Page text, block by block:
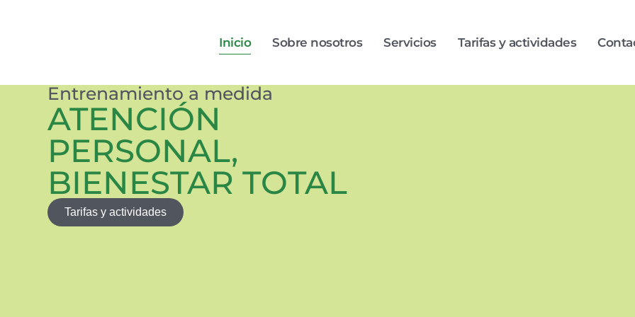
Inicio Sobre nosotros Servicios Tarifas y actividades
Entrenamiento a medida
ATENCIÓN
PERSONAL,
BIENESTAR TOTAL
Tarifas y actividades